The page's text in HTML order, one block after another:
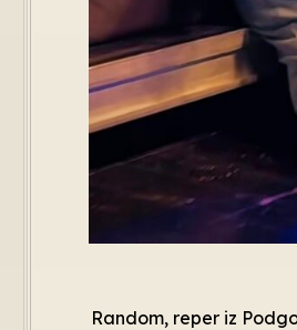
Random, reper iz